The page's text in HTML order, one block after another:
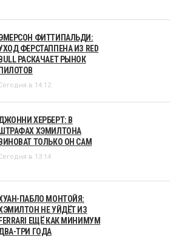
ФИТТИПАЛЬДИ:
ФЕРСТАППЕНА ИЗ RED
BULL РАСКАЧАЕТ РЫНОК
ПИЛОТОВ
в 14:12
ХЕРБЕРТ: В
ШТРАФАХ ХЭМИЛТОНА
ВИНОВАТ ТОЛЬКО ОН САМ
в 13:14
ПАБЛО МОНТОЙЯ:
НЕ УЙДЁТ ИЗ
FERRARI ЕЩЁ КАК МИНИМУМ
ТРИ ГОДА